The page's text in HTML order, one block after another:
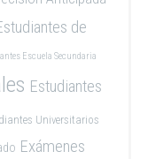
de
Escuela Secundaria
Estudiantes
Universitarios
Exámenes